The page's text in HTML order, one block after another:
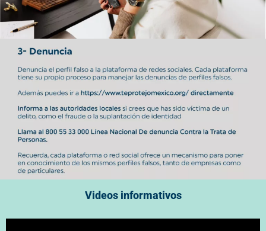
Videos informativos